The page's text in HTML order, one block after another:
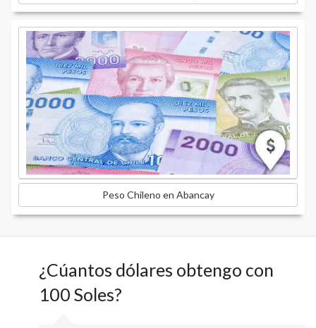
Peso Chileno en Abancay
¿Cúantos dólares obtengo con
100 Soles?